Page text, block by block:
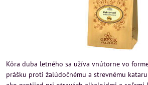
Kôra duba letného sa užíva vnútorne vo
prášku proti žalúdočnému a strevnému